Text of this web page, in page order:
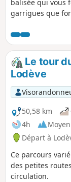
balisée qui vous
garrigues que
fonction du
Pensez à
Le tour
Lodève
50,58 km
4h
Départ à
Ce parcours
des petites
circulation.